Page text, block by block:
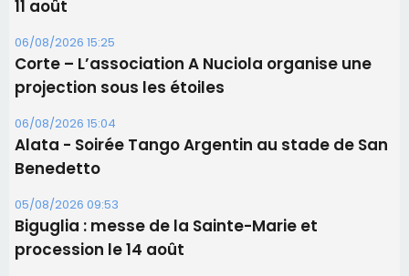
11 août
06/08/2026 15:25
Corte – L’association A Nuciola organise une
projection sous les étoiles
06/08/2026 15:04
Alata - Soirée Tango Argentin au stade de San
Benedetto
05/08/2026 09:53
Biguglia : messe de la Sainte-Marie et
procession le 14 août